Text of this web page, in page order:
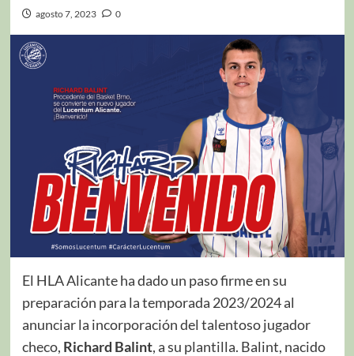
agosto 7, 2023 0
El HLA Alicante ha dado un paso firme en su
preparación para la temporada 2023/2024 al
anunciar la incorporación del talentoso jugador
checo, Richard Balint, a su plantilla. Balint, nacido